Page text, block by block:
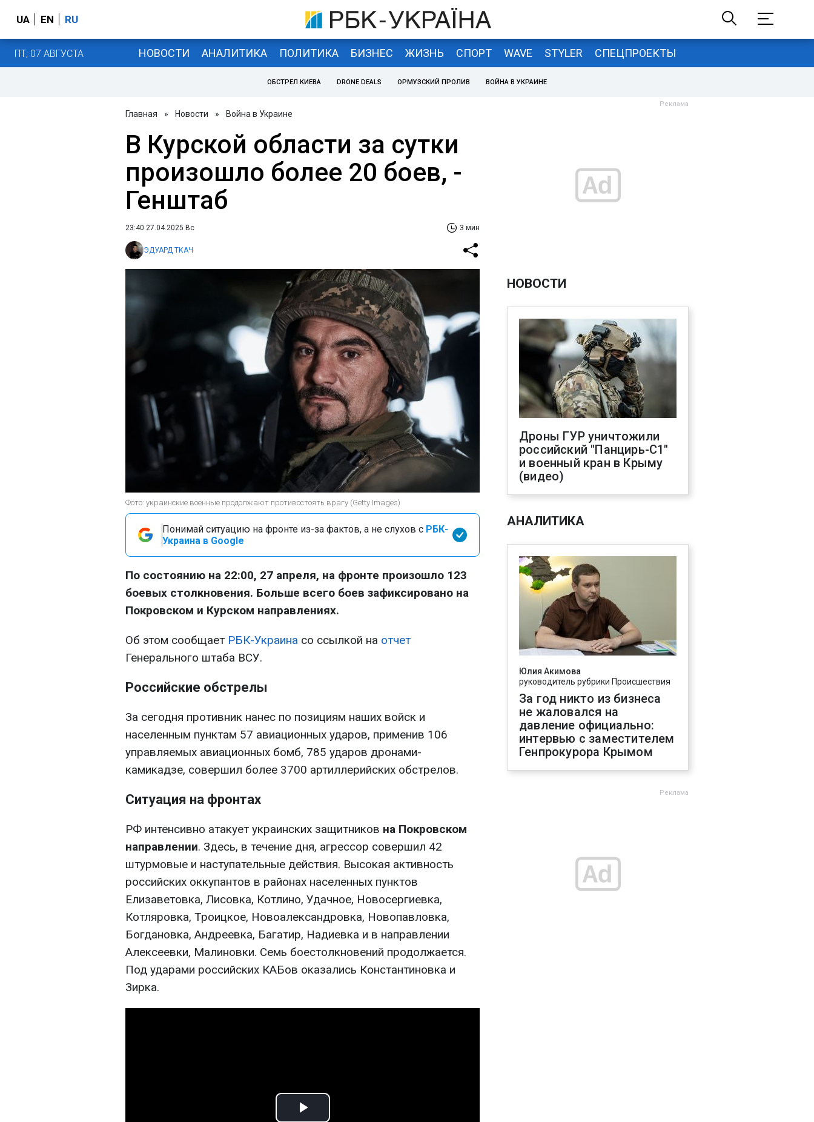
UA EN RU
ПТ, 07 АВГУСТА НОВОСТИ АНАЛИТИКА ПОЛИТИКА БИЗНЕС ЖИЗНЬ СПОРТ WAVE STYLER СПЕЦПРОЕКТЫ
ОБСТРЕЛ КИЕВА DRONE DEALS ОРМУЗСКИЙ ПРОЛИВ ВОЙНА В УКРАИНЕ
Главная » Новости » Война в Украине
В Курской области за сутки
произошло более 20 боев, -
Генштаб
23:40 27.04.2025 Вс 3 мин
ЭДУАРД ТКАЧ
Фото: украинские военные продолжают противостоять врагу (Getty Images)
Понимай ситуацию на фронте из-за фактов, а не слухов с РБК-
Украина в Google
По состоянию на 22:00, 27 апреля, на фронте произошло 123
боевых столкновения. Больше всего боев зафиксировано на
Покровском и Курском направлениях.
Об этом сообщает РБК-Украина со ссылкой на отчет
Генерального штаба ВСУ.
Российские обстрелы
За сегодня противник нанес по позициям наших войск и
населенным пунктам 57 авиационных ударов, применив 106
управляемых авиационных бомб, 785 ударов дронами-
камикадзе, совершил более 3700 артиллерийских обстрелов.
Ситуация на фронтах
РФ интенсивно атакует украинских защитников на Покровском
направлении. Здесь, в течение дня, агрессор совершил 42
штурмовые и наступательные действия. Высокая активность
российских оккупантов в районах населенных пунктов
Елизаветовка, Лисовка, Котлино, Удачное, Новосергиевка,
Котляровка, Троицкое, Новоалександровка, Новопавловка,
Богдановка, Андреевка, Багатир, Надиевка и в направлении
Алексеевки, Малиновки. Семь боестолкновений продолжается.
Под ударами российских КАБов оказались Константиновка и
Зирка.
НОВОСТИ
Дроны ГУР уничтожили
российский "Панцирь-С1"
и военный кран в Крыму
(видео)
АНАЛИТИКА
Юлия Акимова
руководитель рубрики Происшествия
За год никто из бизнеса
не жаловался на
давление официально:
интервью с заместителем
Генпрокурора Крымом